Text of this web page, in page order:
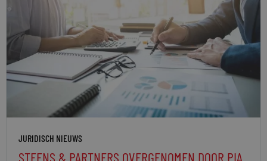
JURIDISCH NIEUWS
STEENS & PARTNERS OVERGENOMEN DOOR PIA